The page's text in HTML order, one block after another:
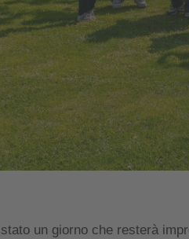
stato un giorno che resterà